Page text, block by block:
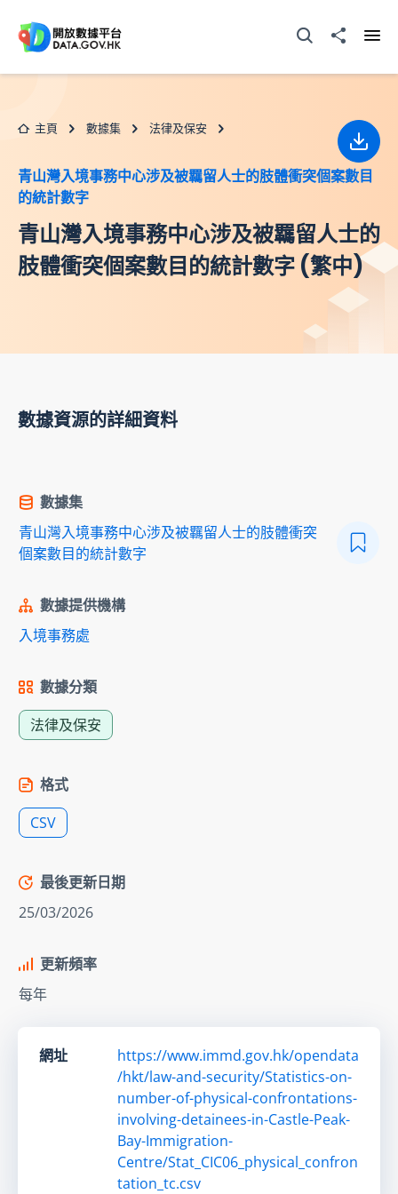
打開搜尋器分享至
主頁 數據集 法律及保安
青山灣入境事務中心涉及被羈留人士的肢體衝突個案數目
的統計數字
青山灣入境事務中心涉及被羈留人士的
肢體衝突個案數目的統計數字 (繁中)
下載
數據資源的詳細資料
數據集
青山灣入境事務中心涉及被羈留人士的肢體衝突
個案數目的統計數字
數據提供機構
入境事務處
數據分類
法律及保安
格式
CSV
最後更新日期
25/03/2026
更新頻率
每年
網址
https://www.immd.gov.hk/opendata
/hkt/law-and-security/Statistics-on-
number-of-physical-confrontations-
involving-detainees-in-Castle-Peak-
Bay-Immigration-
Centre/Stat_CIC06_physical_confron
tation_tc.csv